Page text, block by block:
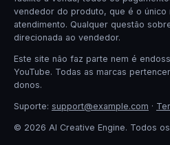
vendedor do produto, que é o
atendimento. Qualquer questão
direcionada ao vendedor.
Este site não faz parte nem é
YouTube. Todas as marcas
donos.
Suporte: support@example.com ·
© 2026 AI Creative Engine. Todos